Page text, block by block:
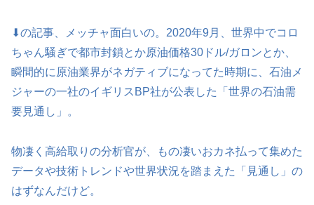
⬇の記事、メッチャ面白いの。2020年9月、世界中でコロ
ちゃん騒ぎで都市封鎖とか原油価格30ドル/ガロンとか、
瞬間的に原油業界がネガティブになってた時期に、石油メ
ジャーの一社のイギリスBP社が公表した「世界の石油需
要見通し」。
物凄く高給取りの分析官が、もの凄いおカネ払って集めた
データや技術トレンドや世界状況を踏まえた「見通し」の
はずなんだけど。